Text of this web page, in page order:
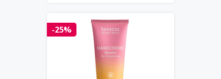
-25%